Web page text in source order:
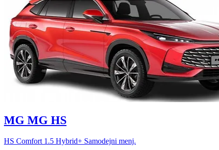
MG MG HS
HS Comfort 1.5 Hybrid+ Samodejni menj.